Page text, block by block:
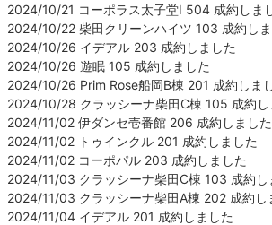
2024/10/21 コーポラス太子堂Ⅰ 504 成約しま
2024/10/22 柴田クリーンハイツ 103 成約し
2024/10/26 イデアル 203 成約しました
2024/10/26 遊眠 105 成約しました
2024/10/26 Prim Rose船岡B棟 201 成約しま
2024/10/28 クラッシーナ柴田C棟 105 成約し
2024/11/02 伊ダンセ壱番館 206 成約しました
2024/11/02 トゥインクル 201 成約しました
2024/11/02 コーポパル 203 成約しました
2024/11/03 クラッシーナ柴田C棟 103 成約し
2024/11/03 クラッシーナ柴田A棟 202 成約し
2024/11/04 イデアル 201 成約しました